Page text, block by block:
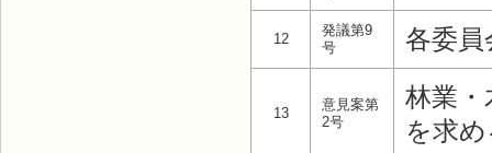
12
発議第9
号
各委
13
意見案第
2号
林業・
を求